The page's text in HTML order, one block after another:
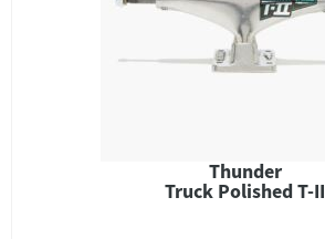
Thunder
Truck Polished T-II